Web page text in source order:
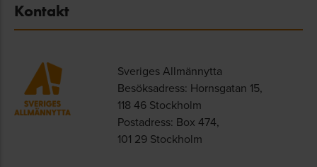
Kontakt
Sveriges Allmännytta
Besöksadress: Hornsgatan 15,
118 46 Stockholm
Postadress: Box 474,
101 29 Stockholm